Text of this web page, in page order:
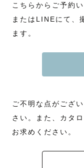
こちらからご予約
またはLINEにて、
ます。
ご不明な点がござ
さい。また、カタ
お求めください。